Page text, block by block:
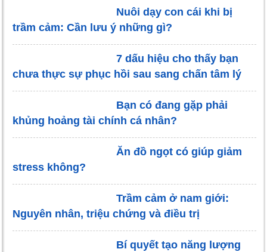
Nuôi dạy con cái khi bị
trầm cảm: Cần lưu ý những gì?
7 dấu hiệu cho thấy bạn
chưa thực sự phục hồi sau sang chấn tâm lý
Bạn có đang gặp phải
khủng hoảng tài chính cá nhân?
Ăn đồ ngọt có giúp giảm
stress không?
Trầm cảm ở nam giới:
Nguyên nhân, triệu chứng và điều trị
Bí quyết tạo năng lượng